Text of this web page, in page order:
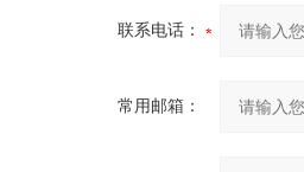
联系电话：
常用邮箱：